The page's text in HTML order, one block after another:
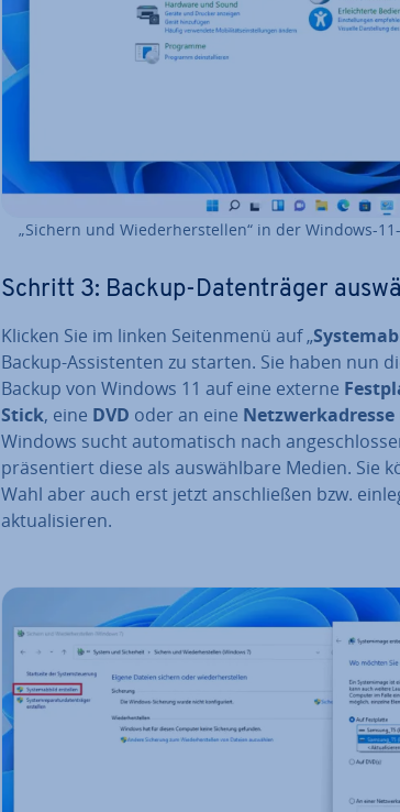
„Sichern und Wie­der­her­stel­len“ in der Windows-
Schritt 3: Backup-Da­ten­trä­ger
Klicken Sie im linken Sei­ten­me­nü auf „
Backup-As­sis­ten­ten zu starten. Sie haben nun
Backup von Windows 11 auf eine externe
Stick, eine DVD oder an eine Netz­werk­adres­se
Windows sucht au­to­ma­tisch nach
prä­sen­tiert diese als aus­wähl­ba­re Medien. Sie
Wahl aber auch erst jetzt an­schlie­ßen bzw.
ak­tua­li­sie­ren.